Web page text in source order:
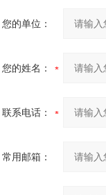
您的单位：
您的姓名：
联系电话：
常用邮箱：